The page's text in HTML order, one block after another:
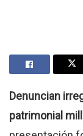
Denuncian
patrimonial